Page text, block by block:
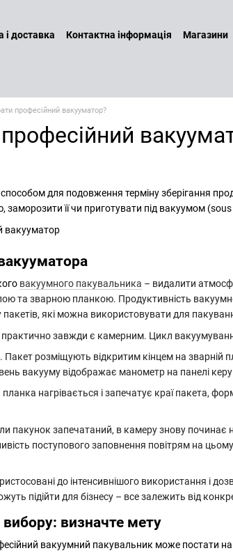
і доставка Контактна інформація
Магазини
професійний вакууматор?
для подовження терміну зберігання
заморозити її чи приготувати під вакуумом
вакуумного пакувальника – видалити
та зварною планкою. Продуктивність
які можна використовувати для
завжди є камерним. Цикл
. Пакет розміщують відкритим кінцем на зварній
вакууму відображає манометр на панелі
планка нагрівається і запечатує краї пакета,
пакунок запечатаний, в камерузнову починає
поступового заповнення повітрям на
до інтенсивнішого використання і
підійти для бізнесу – все залежить від
визначте мету
вакуумний пакувальник може постати